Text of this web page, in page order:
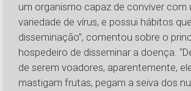
um organismo capaz de conviver com
variedade de vírus, e possui hábitos
disseminação”, comentou sobre o
hospedeiro de disseminar a doença.
de serem voadores, aparentemente,
mastigam frutas, pegam a seiva dos